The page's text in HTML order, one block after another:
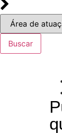
Buscar